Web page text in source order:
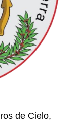
de Cielo,